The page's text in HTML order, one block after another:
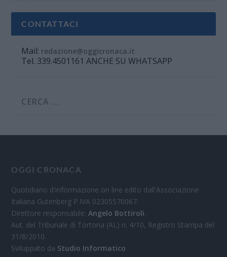
CONTATTACI
Mail: redazione@oggicronaca.it
Tel. 339.4501161 ANCHE SU WHATSAPP
OGGI CRONACA
Quotidiano d'informazione on line edito dall'Associazione
Italiana Gutenberg P.IVA 02305570067.
Direttore responsabile:Angelo Bottiroli.
Aut. del Tribunale di Tortona (AL) n. 4/10, Registro Stampa del
31/8/2010.
Sviluppato da Studio Informatico